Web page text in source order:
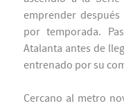
emprender
por temporada.
Atalanta antes de
entrenado por su
Cercano al metro